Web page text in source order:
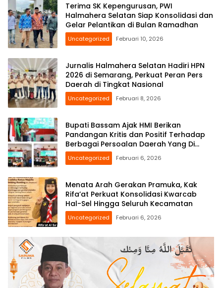
Terima SK Kepengurusan, PWI
Halmahera Selatan Siap Konsolidasi dan
Gelar Pelantikan di Bulan Ramadhan
Uncategorized Februari 10, 2026
Jurnalis Halmahera Selatan Hadiri HPN
2026 di Semarang, Perkuat Peran Pers
Daerah di Tingkat Nasional
Uncategorized Februari 8, 2026
Bupati Bassam Ajak HMI Berikan
Pandangan Kritis dan Positif Terhadap
Berbagai Persoalan Daerah Yang Di
Hadapi Bersama
Uncategorized Februari 6, 2026
Menata Arah Gerakan Pramuka, Kak
Rifa’at Perkuat Konsolidasi Kwarcab
Hal-Sel Hingga Seluruh Kecamatan
Uncategorized Februari 6, 2026